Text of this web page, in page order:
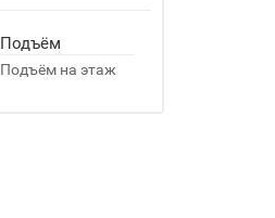
Подъём
Подъём на этаж